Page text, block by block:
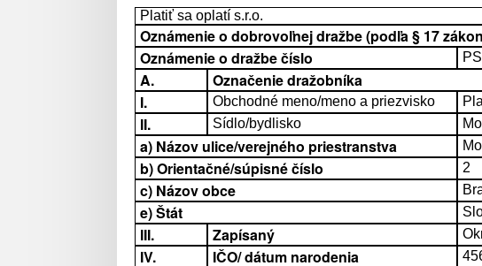
Platiť sa oplatí s.r.o.
Oznámenie o dobrovoľnej dražbe (podľa § 17
Oznámenie o dražbe číslo
A.
Označenie dražobníka
I.
Obchodné meno/meno a priezvisko
II. Sídlo/bydlisko
a) Názov ulice/verejného priestranstva
b) Orientačné/súpisné číslo 2
c) Názov obce
e) Štát
III. Zapísaný
IV. IČO/ dátum narodenia